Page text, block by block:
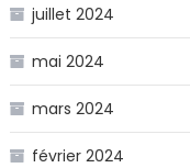
juillet 2024
mai 2024
mars 2024
février 2024